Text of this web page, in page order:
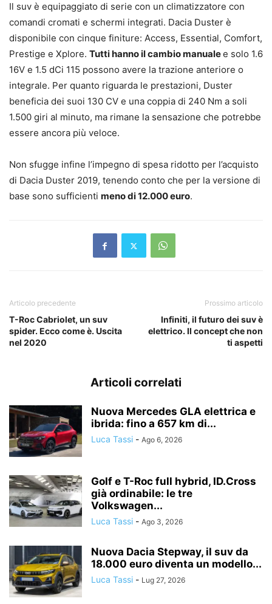
Il suv è equipaggiato di serie con un climatizzatore con
comandi cromati e schermi integrati. Dacia Duster è
disponibile con cinque finiture: Access, Essential, Comfort,
Prestige e Xplore. Tutti hanno il cambio manualee solo 1.6
16V e 1.5 dCi 115 possono avere la trazione anteriore o
integrale. Per quanto riguarda le prestazioni, Duster
beneficia dei suoi 130 CV e una coppia di 240 Nm a soli
1.500 giri al minuto, ma rimane la sensazione che potrebbe
essere ancora più veloce.
Non sfugge infine l’impegno di spesa ridotto per l’acquisto
di Dacia Duster 2019, tenendo conto che per la versione di
base sono sufficienti meno di 12.000 euro.
Articolo precedente
T-Roc Cabriolet, un suv
spider. Ecco come è. Uscita
nel 2020
Prossimo articolo
Infiniti, il futuro dei suv è
elettrico. Il concept che non
ti aspetti
Articoli correlati
Nuova Mercedes GLA elettrica e
ibrida: fino a 657 km di...
Luca Tassi - Ago 6, 2026
Golf e T-Roc full hybrid, ID.Cross
già ordinabile: le tre
Volkswagen...
Luca Tassi - Ago 3, 2026
Nuova Dacia Stepway, il suv da
18.000 euro diventa un modello...
Luca Tassi - Lug 27, 2026